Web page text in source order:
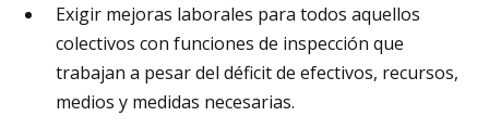
Exigir mejoras laborales para todos aquellos
colectivos con funciones de inspección que
trabajan a pesar del déficit de efectivos, recursos,
medios y medidas necesarias.